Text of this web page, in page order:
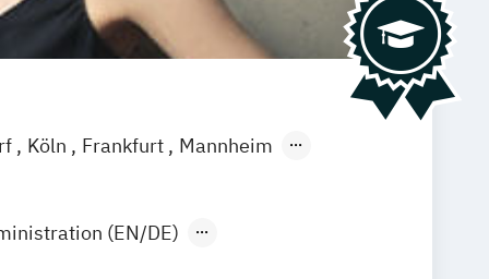
Köln Frankfurt Mannheim
(EN/DE)